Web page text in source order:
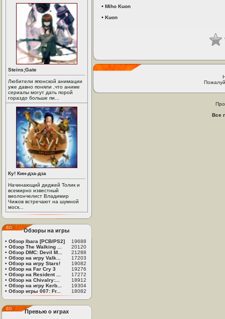
Steins;Gate
Любители японской анимации
уже давно поняли ,что аниме
сериалы могут дать порой
гораздо больше пи...
Ку! Кин-дза-дза
Начинающий диджей Толик и
всемирно известный
виолончелист Владимир
Чижов встречают на шумной
моск...
Обзоры на игры
• Обзор Ibara [PCB/PS2]
19688
• Обзор The Walking ...
20120
• Обзор DMC: Devil M...
21288
• Обзор на игру Valk...
17203
• Обзор на игру Stars!
19082
• Обзор на Far Cry 3
19276
• Обзор на Resident ...
17272
• Обзор на Chivalry:...
18912
• Обзор на игру Kerb...
19304
• Обзор игры 007: Fr... 18082
Превью о играх
• Miho Kuon
• Kuon
Все